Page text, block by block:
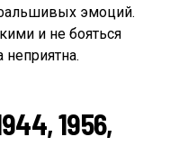
эмоций.
и не бояться
1956,